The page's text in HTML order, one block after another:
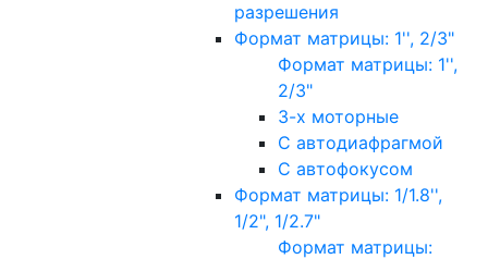
разрешения
Формат матрицы: 1'', 2/3"
Формат матрицы: 1'',
2/3"
3-х моторные
С автодиафрагмой
С автофокусом
Формат матрицы: 1/1.8'',
1/2", 1/2.7"
Формат матрицы: